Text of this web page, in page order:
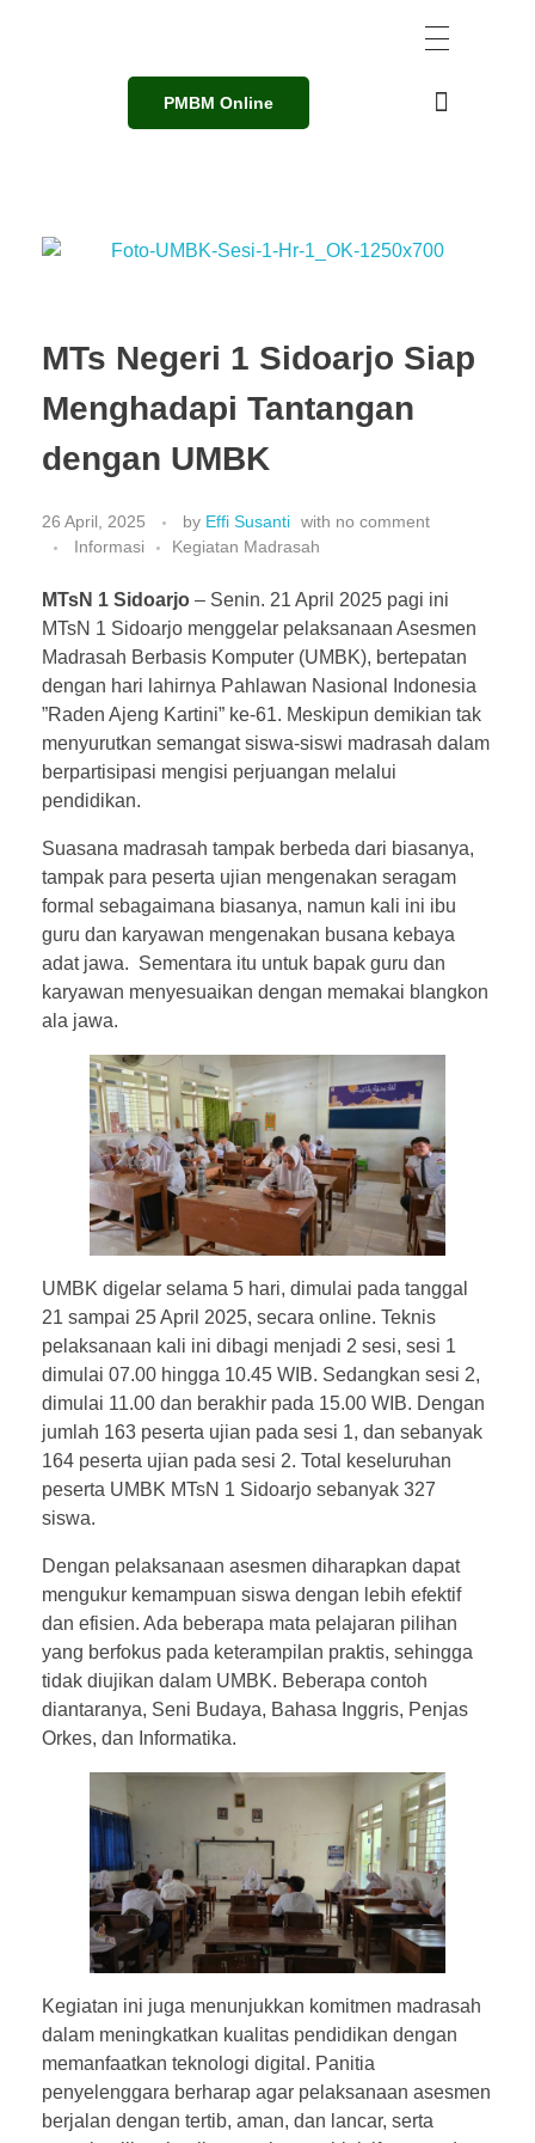
PMBM Online
MTs Negeri 1 Sidoarjo Siap
Menghadapi Tantangan
dengan UMBK
26 April, 2025 by Effi Susanti with no comment
Informasi
Kegiatan Madrasah
MTsN 1 Sidoarjo – Senin. 21 April 2025 pagi ini
MTsN 1 Sidoarjo menggelar pelaksanaan Asesmen
Madrasah Berbasis Komputer (UMBK), bertepatan
dengan hari lahirnya Pahlawan Nasional Indonesia
”Raden Ajeng Kartini” ke-61. Meskipun demikian tak
menyurutkan semangat siswa-siswi madrasah dalam
berpartisipasi mengisi perjuangan melalui
pendidikan.
Suasana madrasah tampak berbeda dari biasanya,
tampak para peserta ujian mengenakan seragam
formal sebagaimana biasanya, namun kali ini ibu
guru dan karyawan mengenakan busana kebaya
adat jawa. Sementara itu untuk bapak guru dan
karyawan menyesuaikan dengan memakai blangkon
ala jawa.
UMBK digelar selama 5 hari, dimulai pada tanggal
21 sampai 25 April 2025, secara online. Teknis
pelaksanaan kali ini dibagi menjadi 2 sesi, sesi 1
dimulai 07.00 hingga 10.45 WIB. Sedangkan sesi 2,
dimulai 11.00 dan berakhir pada 15.00 WIB. Dengan
jumlah 163 peserta ujian pada sesi 1, dan sebanyak
164 peserta ujian pada sesi 2. Total keseluruhan
peserta UMBK MTsN 1 Sidoarjo sebanyak 327
siswa.
Dengan pelaksanaan asesmen diharapkan dapat
mengukur kemampuan siswa dengan lebih efektif
dan efisien. Ada beberapa mata pelajaran pilihan
yang berfokus pada keterampilan praktis, sehingga
tidak diujikan dalam UMBK. Beberapa contoh
diantaranya, Seni Budaya, Bahasa Inggris, Penjas
Orkes, dan Informatika.
Kegiatan ini juga menunjukkan komitmen madrasah
dalam meningkatkan kualitas pendidikan dengan
memanfaatkan teknologi digital. Panitia
penyelenggara berharap agar pelaksanaan asesmen
berjalan dengan tertib, aman, dan lancar, serta